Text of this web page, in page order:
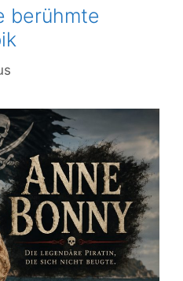
berühmte